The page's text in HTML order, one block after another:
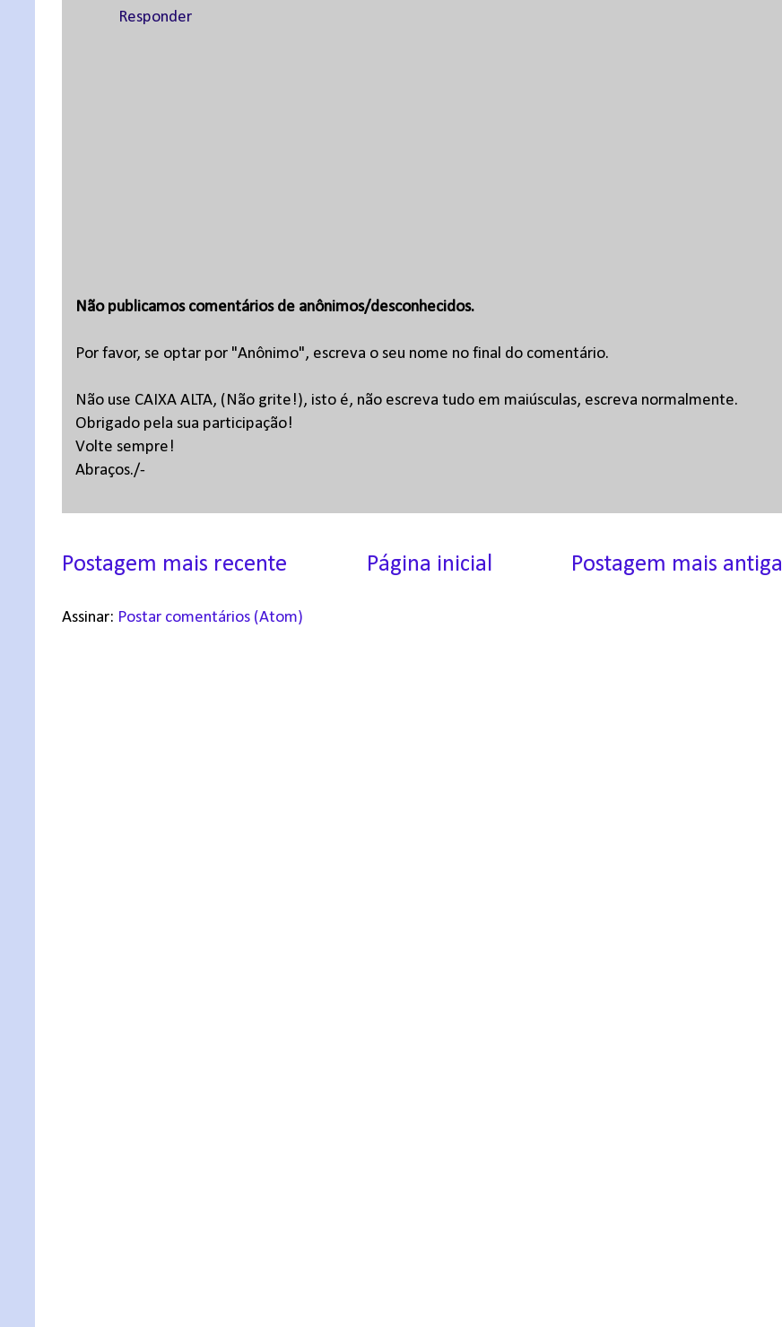
Responder
Não publicamos comentários de anônimos/desconhecidos.
Por favor, se optar por "Anônimo", escreva o seu nome no final do comentário.
Não use CAIXA ALTA, (Não grite!), isto é, não escreva tudo em maiúsculas, escreva normalmente.
Obrigado pela sua participação!
Volte sempre!
Abraços./-
Postagem mais recente Postagem mais antiga
Página inicial
Assinar: Postar comentários (Atom)